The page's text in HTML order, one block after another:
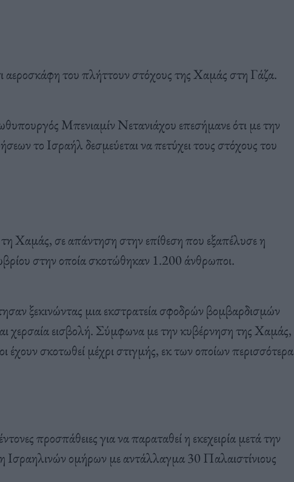
αεροσκάφη του πλήττουν στόχους της Χαμάς στη Γάζα.
Μπενιαμίν Νετανιάχου επεσήμανε ότι με την
το Ισραήλ δεσμεύεται να πετύχει τους στόχους του
τη Χαμάς, σε απάντηση στην επίθεση που εξαπέλυσε η
στην οποία σκοτώθηκαν 1.200 άνθρωποι.
ξεκινώντας μια εκστρατεία σφοδρών βομβαρδισμών
χερσαία εισβολή. Σύμφωνα με την κυβέρνηση της Χαμάς,
έχουν σκοτωθεί μέχρι στιγμής, εκ των οποίων περισσότερα
προσπάθειες για να παραταθεί η εκεχειρία μετά την
ομήρων με αντάλλαγμα 30 Παλαιστίνιους